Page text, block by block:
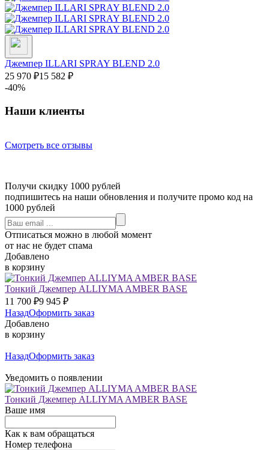
Джемпер ILLARI SPRAY BLEND 2.0
25 970 ₽15 582 ₽
-40%
Наши клиенты
Смотреть все отзывы
Получи скидку 1000 рублей
подпишитесь на наши обновления и получите промо код на
1000 рублей
Отписаться можно в любой момент
от нас не будет спама
Добавлено
в корзину
Тонкий Джемпер ALLIYMA AMBER BASE
11 700 ₽9 945 ₽
НазадОформить заказ
Добавлено
в корзину
НазадОформить заказ
Уведомить о появлении
Тонкий Джемпер ALLIYMA AMBER BASE
Ваше имя
Как к вам обращаться
Номер телефона